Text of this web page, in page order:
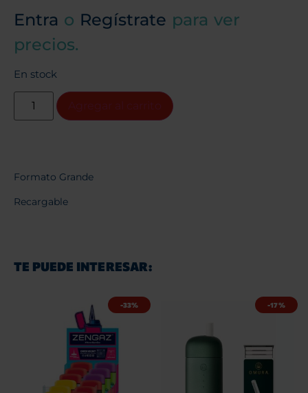
Entra o Regístrate para ver
precios.
En stock
Formato Grande
Recargable
TE PUEDE INTERESAR:
-33% -17%